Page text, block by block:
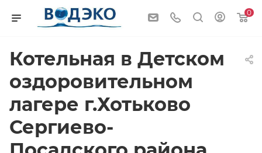
0
Котельная в Детском
оздоровительном
лагере г.Хотьково
Сергиево-